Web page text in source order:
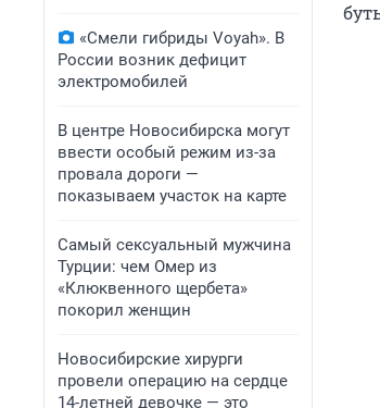
«Смели гибриды Voyah». В
России возник дефицит
электромобилей
В центре Новосибирска могут
ввести особый режим из-за
провала дороги —
показываем участок на карте
Самый сексуальный мужчина
Турции: чем Омер из
«Клюквенного щербета»
покорил женщин
Новосибирские хирурги
провели операцию на сердце
14-летней девочке — это